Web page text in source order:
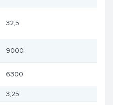
32,5
9000
6300
3,25